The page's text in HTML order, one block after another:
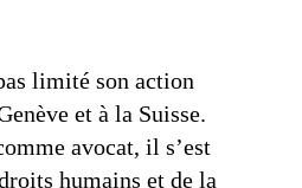
limité son action
et à la Suisse.
avocat, il s’est
humains et de la